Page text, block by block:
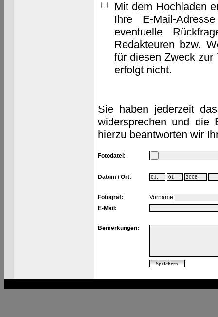
Mit dem Hochladen
Ihre E-Mail-
eventuelle
Redakteuren bzw.
für diesen Zweck zur
erfolgt nicht.
Sie haben jederzeit
widersprechen und die
hierzu beantworten wir
Fotodatei:
Datum / Ort:
Fotograf:
Vorname
E-Mail:
Bemerkungen: